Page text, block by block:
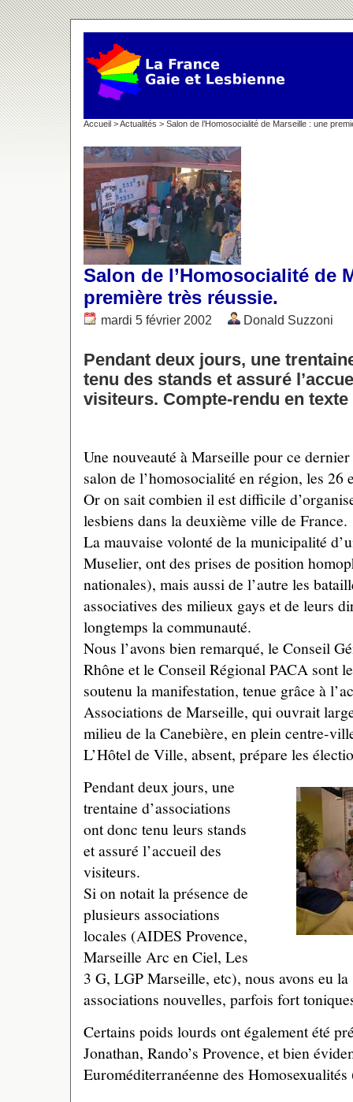
Accueil >Actualités > Salon de l’Homosocialité de Marseille : une
Salon de l’Homosocialité de
première très réussie.
mardi 5 février 2002 Donald Suzzoni
Pendant deux jours, une
tenu des stands et assuré
visiteurs. Compte-rendu en texte
Une nouveauté à Marseille pour ce
salon de l’homosocialité en région, les 26
Or on sait combien il est difficile
lesbiens dans la deuxième ville de France.
La mauvaise volonté de la municipalité
Muselier, ont des prises de position
nationales), mais aussi de l’autre les
associatives des milieux gays et de leurs
longtemps la communauté.
Nous l’avons bien remarqué, le Conseil
Rhône et le Conseil Régional PACA sont
soutenu la manifestation, tenue grâce à
Associations de Marseille, qui ouvrait
milieu de la Canebière, en plein centre-
L’Hôtel de Ville, absent, prépare les
Pendant deux jours, une
trentaine d’associations
ont donc tenu leurs stands
et assuré l’accueil des
visiteurs.
Si on notait la présence de
plusieurs associations
locales (AIDES Provence,
Marseille Arc en Ciel, Les
3 G, LGP Marseille, etc), nous avons eu
associations nouvelles, parfois fort
Certains poids lourds ont également été
Jonathan, Rando’s Provence, et bien
Euroméditerranéenne des